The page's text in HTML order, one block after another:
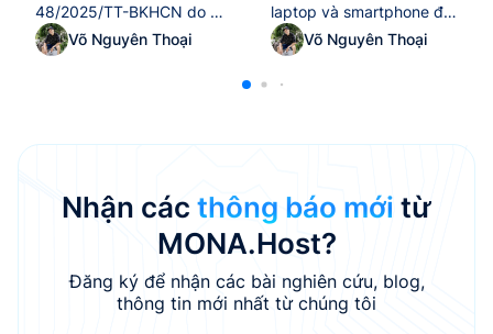
48/2025/TT-BKHCN do Bộ
Khoa học và Công nghệ
ban hành ngày
dụng tài nguyên Internet
miền “.vn”, địa chỉ IP, ASN),
MONA Host...
Võ Nguyên Thoại
laptop và smartphone đã
trở thành thói quen giải trí
quen thuộc của nhiều
người. Tuy nhiên, để tận
lựa chọn một phần mềm
tố không thể thiếu.
Trong...
Võ Nguyên Thoại
Nhận các thông báo mới từ
MONA.Host?
Đăng ký để nhận các bài nghiên cứu, blog,
thông tin mới nhất từ chúng tôi